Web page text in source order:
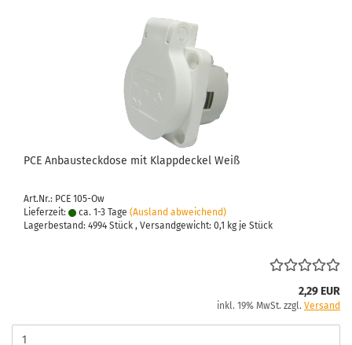
PCE An­bau­steck­do­se mit Klapp­de­ckel Weiß
Art.Nr.: PCE 105-Ow
Lieferzeit:
ca. 1-3 Tage (Ausland abweichend)
Lagerbestand: 4994 Stück , Versandgewicht: 0,1 kg je Stück
2,29 EUR
inkl. 19% MwSt. zzgl. Versand